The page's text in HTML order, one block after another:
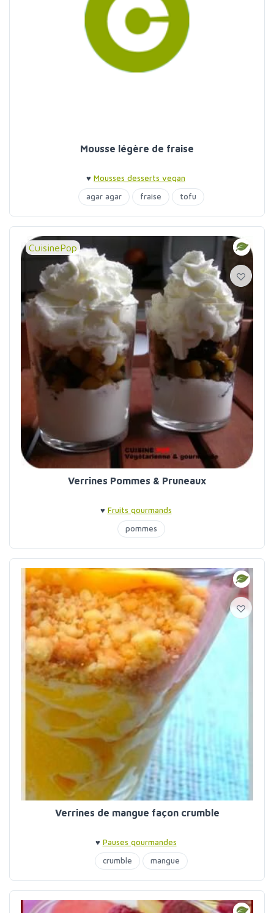
Mousse légère de fraise
♥ Mousses desserts vegan
agar agar
fraise tofu
CuisinePop
Verrines Pommes & Pruneaux
♥ Fruits gourmands
pommes
Verrines de mangue façon crumble
♥ Pauses gourmandes
crumble
mangue